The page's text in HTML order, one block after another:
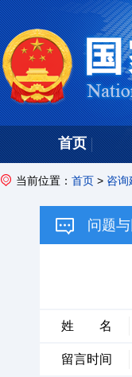
首页
当前位置： 首页 > 咨询
问题
姓 名
留言时间